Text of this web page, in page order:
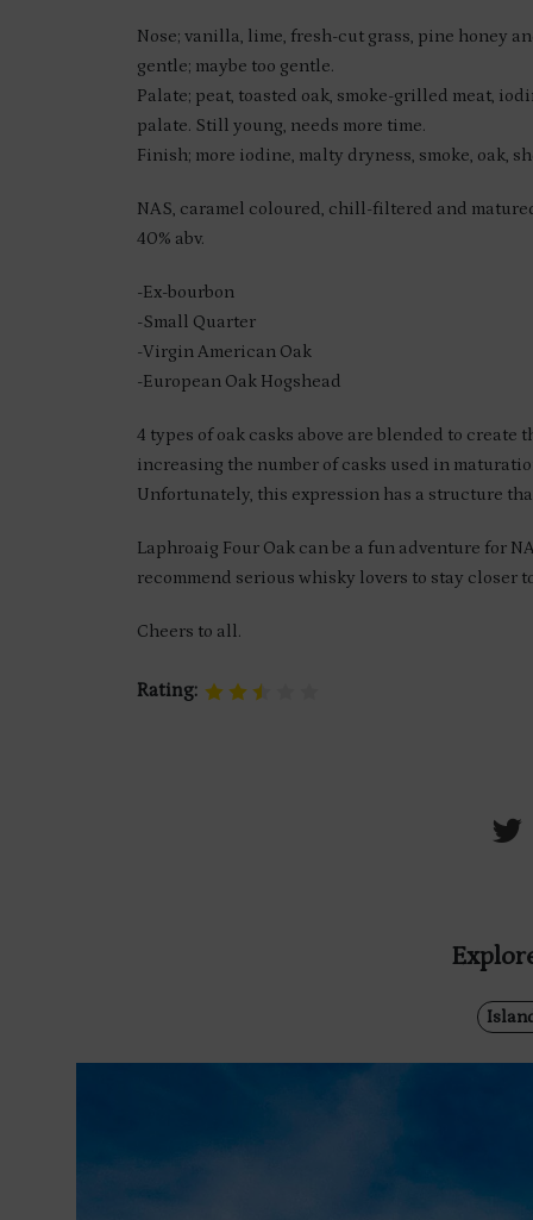
Nose; vanilla, lime, fresh-cut grass, pine honey
gentle; maybe too gentle.
Palate; peat, toasted oak, smoke-grilled meat,
palate. Still young, needs more time.
Finish; more iodine, malty dryness, smoke, oak,
NAS, caramel coloured, chill-filtered and
40% abv.
-Ex-bourbon
-Small Quarter
-Virgin American Oak
-European Oak Hogshead
4 types of oak casks above are blended to create
increasing the number of casks used in
Unfortunately, this expression has a structure
Laphroaig Four Oak can be a fun adventure for
recommend serious whisky lovers to stay closer
Cheers to all.
Rating: